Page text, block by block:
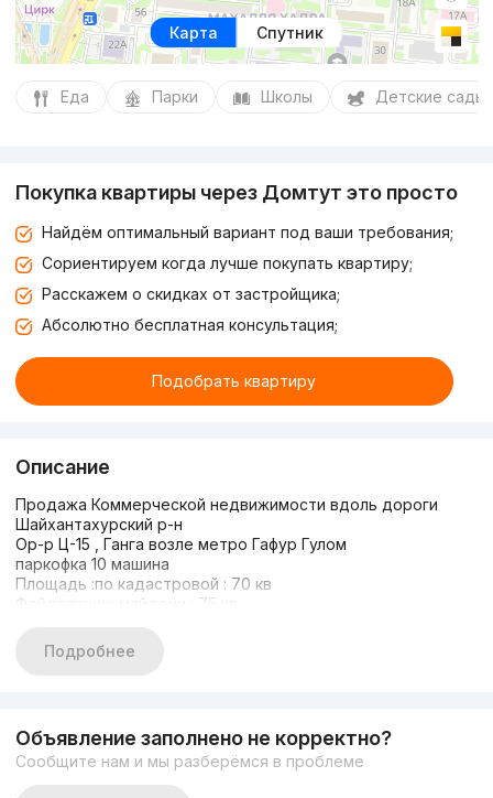
Карта Спутник
Еда Парки Школы Детские сады
Покупка квартиры через Домтут это просто
Найдём оптимальный вариант под ваши требования;
Сориентируем когда лучше покупать квартиру;
Расскажем о скидках от застройщика;
Абсолютно бесплатная консультация;
Подобрать квартиру
Описание
Продажа Коммерческой недвижимости вдоль дороги
Шайхантахурский р-н
Ор-р Ц-15 , Ганга возле метро Гафур Гулом
паркофка 10 машина
Площадь :по кадастровой : 70 кв
Фойдаланищ майдони : 75 кв
Состояние : Евроремонт
Первая линия
Подробнее
Объявление заполнено не корректно?
Сообщите нам и мы разберёмся в проблеме